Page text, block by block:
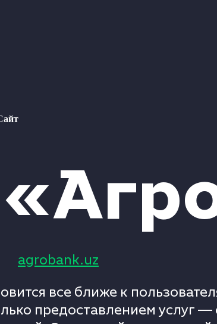
agrobank.uz
все ближе к
предоставлением услуг —